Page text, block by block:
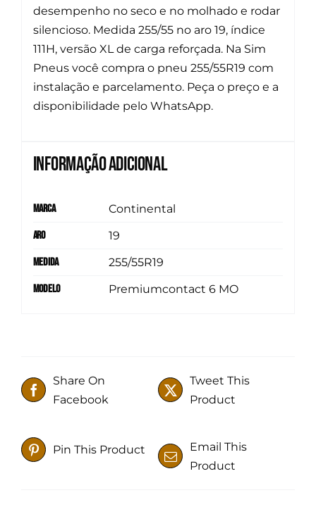
desempenho no seco e no molhado e rodar
silencioso. Medida 255/55 no aro 19, índice
111H, versão XL de carga reforçada. Na Sim
Pneus você compra o pneu 255/55R19 com
instalação e parcelamento. Peça o preço e a
disponibilidade pelo WhatsApp.
Informação adicional
Marca
Continental
Aro
19
Medida
255/55R19
Modelo
Premiumcontact 6 MO
Share On
Facebook
Tweet This
Product
Pin This Product
Email This
Product